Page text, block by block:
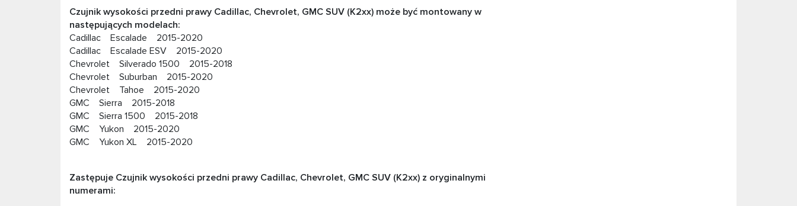
Czujnik wysokości przedni prawy Cadillac, Chevrolet, GMC SUV (K2xx) może być montowany w
następujących modelach:
Cadillac Escalade 2015-2020
Cadillac Escalade ESV 2015-2020
Chevrolet Silverado 1500 2015-2018
Chevrolet Suburban 2015-2020
Chevrolet Tahoe 2015-2020
GMC Sierra 2015-2018
GMC Sierra 1500 2015-2018
GMC Yukon 2015-2020
GMC Yukon XL 2015-2020
Zastępuje Czujnik wysokości przedni prawy Cadillac, Chevrolet, GMC SUV (K2xx) z oryginalnymi
numerami: